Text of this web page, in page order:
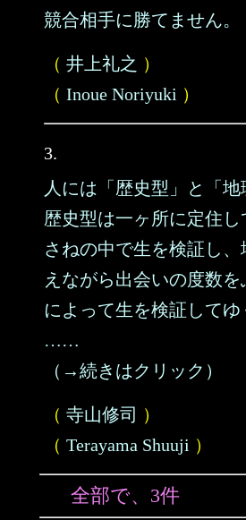
競合相手に勝てません。
（ 井上礼之 ）
（ Inoue Noriyuki ）
3.
人には「歴史型」と「地
歴史型は一ヶ所に定住
さねの中で生を検証し
えながら出会いの度数
によって生を検証してゆ
……
（→続きはクリック）
（ 寺山修司 ）
（ Terayama Shuuji ）
全部で、3件